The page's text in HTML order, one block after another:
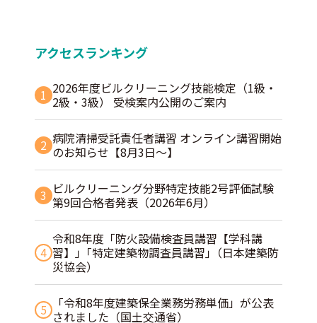
アクセスランキング
1 2026年度ビルクリーニング技能検定（1級・
2級・3級） 受検案内公開のご案内
2 病院清掃受託責任者講習 オンライン講習開始
のお知らせ【8月3日～】
3 ビルクリーニング分野特定技能2号評価試験
第9回合格者発表（2026年6月）
4
令和8年度「防火設備検査員講習【学科講
習】」｢特定建築物調査員講習｣（日本建築防
災協会）
5
「令和8年度建築保全業務労務単価」が公表
されました（国土交通省）